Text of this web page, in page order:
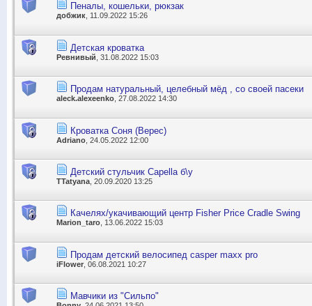
Пеналы, кошельки, рюкзак
добжик , 11.09.2022 15:26
Детская кроватка
Ревнивый , 31.08.2022 15:03
Продам натуральный, целебный мёд , со своей пасеки
aleck.alexeenko , 27.08.2022 14:30
Кроватка Соня (Верес)
Adriano , 24.05.2022 12:00
Детский стульчик Capella б\у
TTatyana , 20.09.2020 13:25
Качелях/укачивающий центр Fisher Price Cradle Swing
Marion_taro, 13.06.2022 15:03
Продам детский велосипед casper maxx pro
iFlower , 06.08.2021 10:27
Мавчики из "Сильпо"